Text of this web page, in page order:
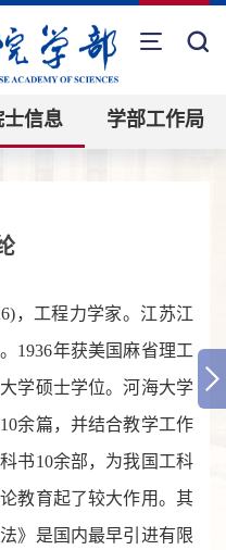
士信息 学部工作局
，工程力学家。江苏江
1936年获美国麻省理工
学硕士学位。河海大学
余篇，并结合教学工作
书10余部，为我国工科
教育起了较大作用。其
》是国内最早引进有限